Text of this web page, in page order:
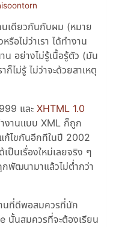
นเดียวกันกับผม (หมาย
อไม่ว่าเรา ได้ทำงาน
อย่างไม่รู้เนื้อรู้ตัว (มัน
ไม่รู้ ไม่ว่าจะด้วยสาเหตุ
และXHTML 1.0
งานแบบ XML ก็ถูก
ก้ไขกันอีกทีในปี 2002
ป็นเรื่องใหม่เลยจริง ๆ
พัฒนามาแล้วไม่ต่ำกว่า
นที่ดีพอสมควรที่นัก
นสมควรที่จะต้องเรียน